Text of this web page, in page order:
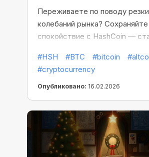
Переживаете по поводу
колебаний рынка? Сохраняйте
спокойствие с HashCoin —
созданной для
заработка.
#HSH #BTC #bitcoin
#cryptocurrency
Опубликовано: 16.02.2026